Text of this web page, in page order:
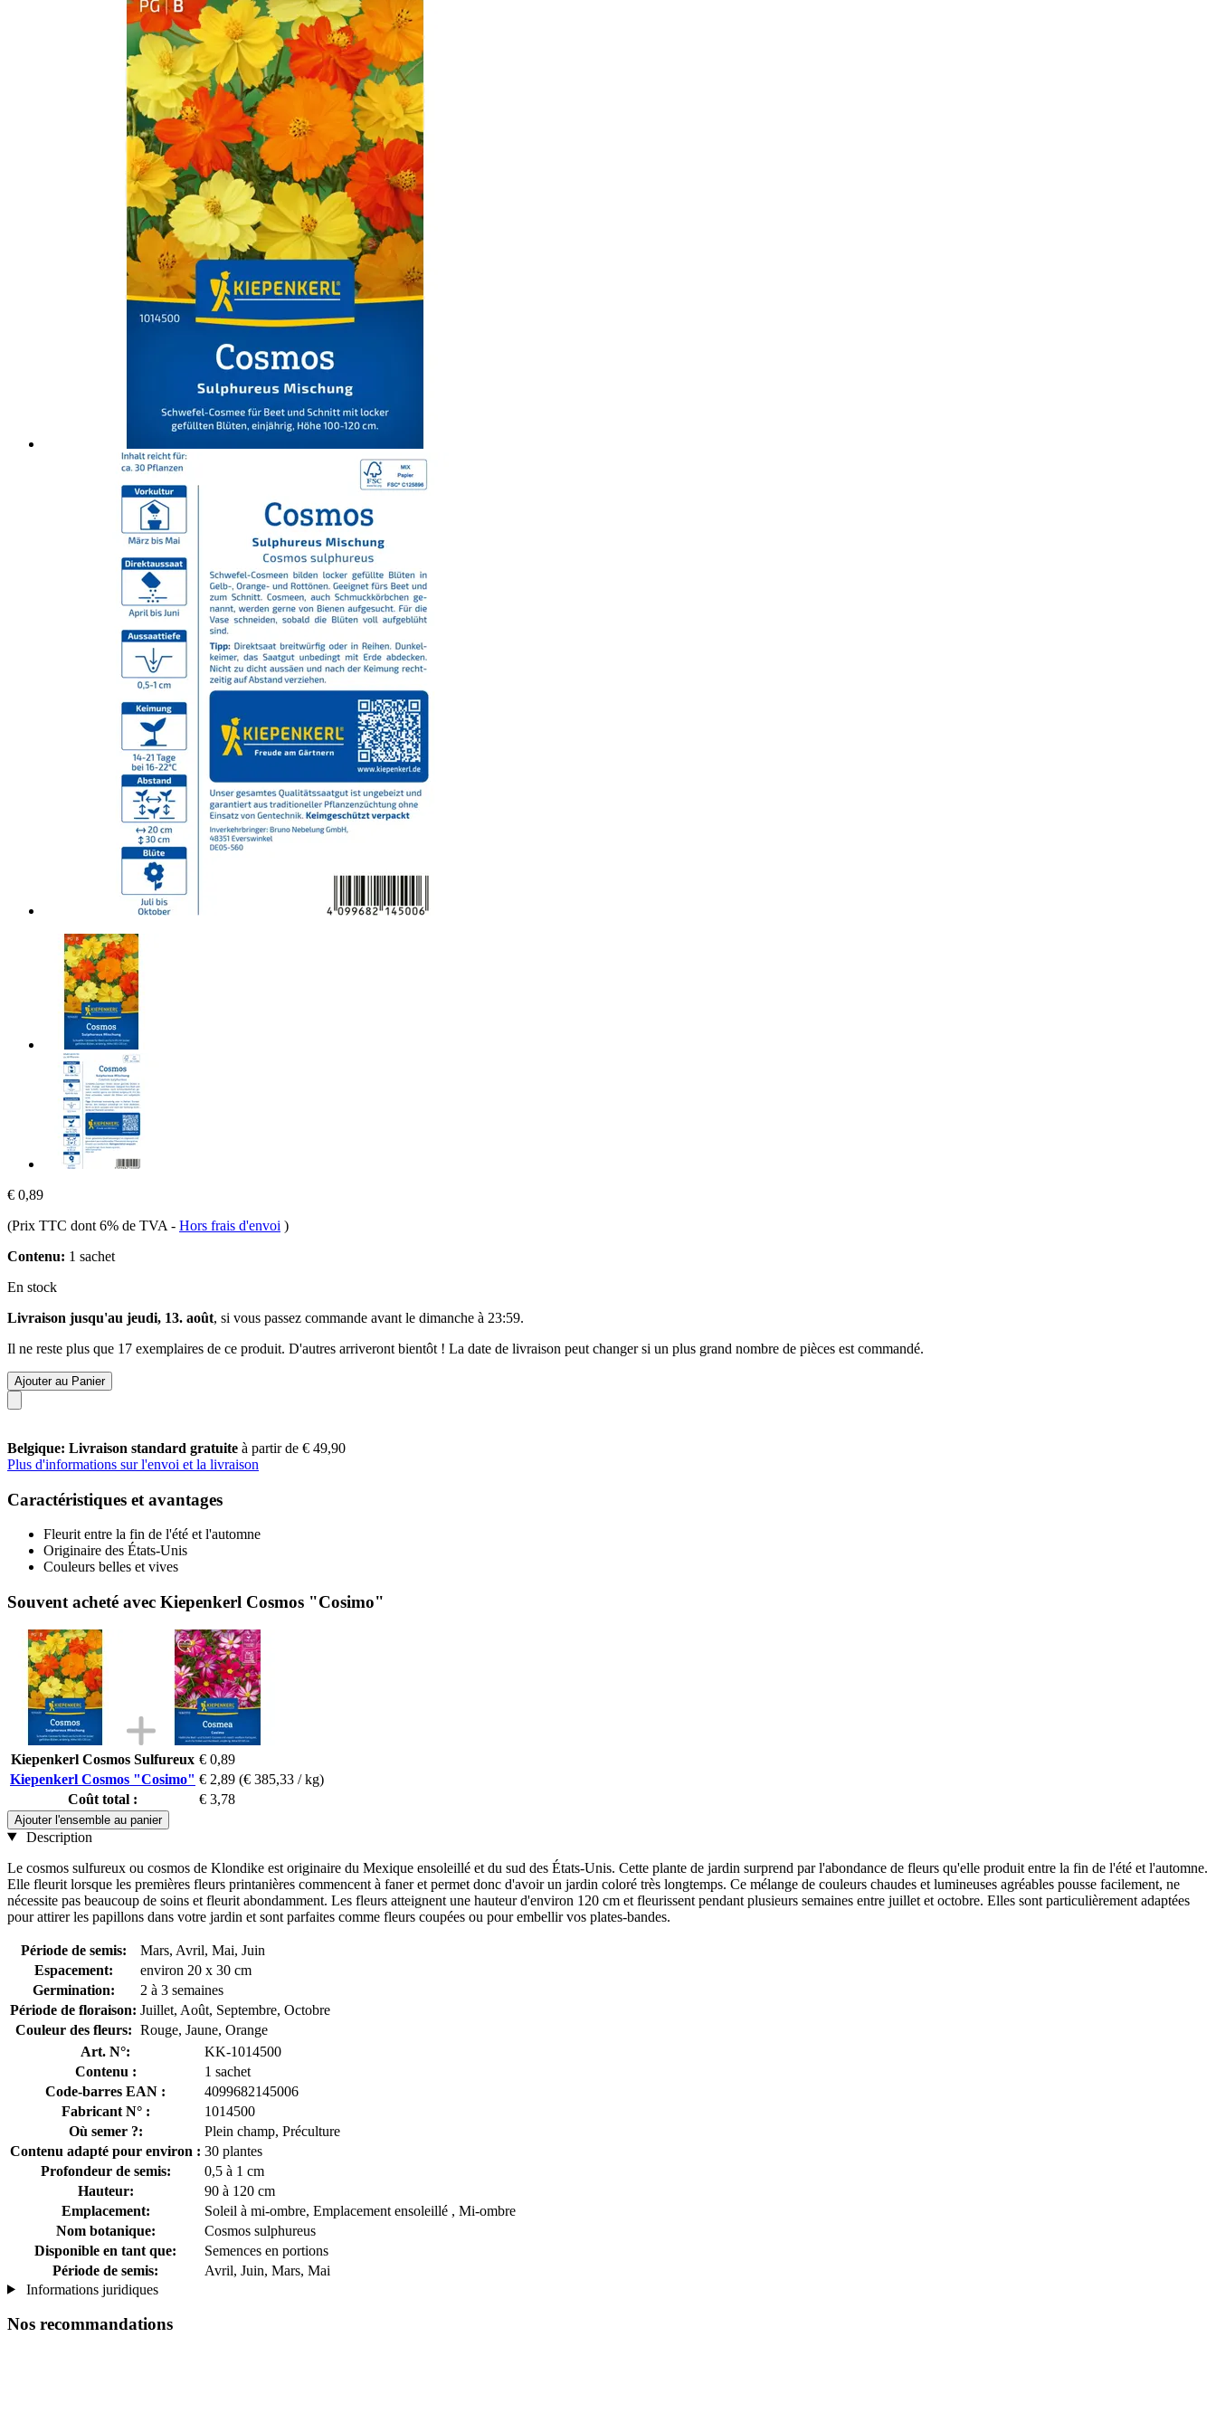
€ 0,89
(Prix TTC dont 6% de TVA - Hors frais d'envoi )
Contenu: 1 sachet
En stock
Livraison jusqu'au jeudi, 13. août, si vous passez commande avant le dimanche à 23:59.
Il ne reste plus que 17 exemplaires de ce produit. D'autres arriveront bientôt ! La date de livraison peut changer si un plus grand nombre de pièces est commandé.
Ajouter au Panier
Belgique: Livraison standard gratuite à partir de € 49,90
Plus d'informations sur l'envoi et la livraison
Caractéristiques et avantages
Fleurit entre la fin de l'été et l'automne
Originaire des États-Unis
Couleurs belles et vives
Souvent acheté avec Kiepenkerl Cosmos "Cosimo"
Kiepenkerl Cosmos Sulfureux € 0,89
Kiepenkerl Cosmos "Cosimo" € 2,89 (€ 385,33 / kg)
Coût total :
€ 3,78
Ajouter l'ensemble au panier
Description
Le cosmos sulfureux ou cosmos de Klondike est originaire du Mexique ensoleillé et du sud des États-Unis. Cette plante de jardin surprend par l'abondance de fleurs qu'elle produit entre la fin de l'été et l'automne.
Elle fleurit lorsque les premières fleurs printanières commencent à faner et permet donc d'avoir un jardin coloré très longtemps. Ce mélange de couleurs chaudes et lumineuses agréables pousse facilement, ne
nécessite pas beaucoup de soins et fleurit abondamment. Les fleurs atteignent une hauteur d'environ 120 cm et fleurissent pendant plusieurs semaines entre juillet et octobre. Elles sont particulièrement adaptées
pour attirer les papillons dans votre jardin et sont parfaites comme fleurs coupées ou pour embellir vos plates-bandes.
Période de semis:
Mars, Avril, Mai, Juin
Espacement:
environ 20 x 30 cm
Germination:
2 à 3 semaines
Période de floraison: Juillet, Août, Septembre, Octobre
Couleur des fleurs: Rouge, Jaune, Orange
Art. N°:
KK-1014500
Contenu :
1 sachet
Code-barres EAN :
4099682145006
Fabricant N° :
1014500
Où semer ?:
Plein champ, Préculture
Contenu adapté pour environ : 30 plantes
Profondeur de semis:
0,5 à 1 cm
Hauteur:
90 à 120 cm
Emplacement:
Soleil à mi-ombre, Emplacement ensoleillé , Mi-ombre
Nom botanique:
Cosmos sulphureus
Disponible en tant que:
Semences en portions
Période de semis:
Avril, Juin, Mars, Mai
Informations juridiques
Nos recommandations